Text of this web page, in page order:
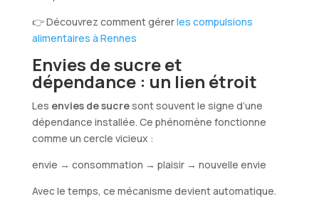
👉 Découvrez comment gérerles compulsions
alimentaires à Rennes
Envies de sucre et
dépendance : un lien étroit
Les envies de sucresont souvent le signe d’une
dépendance installée. Ce phénomène fonctionne
comme un cercle vicieux :
envie → consommation → plaisir → nouvelle envie
Avec le temps, ce mécanisme devient automatique.